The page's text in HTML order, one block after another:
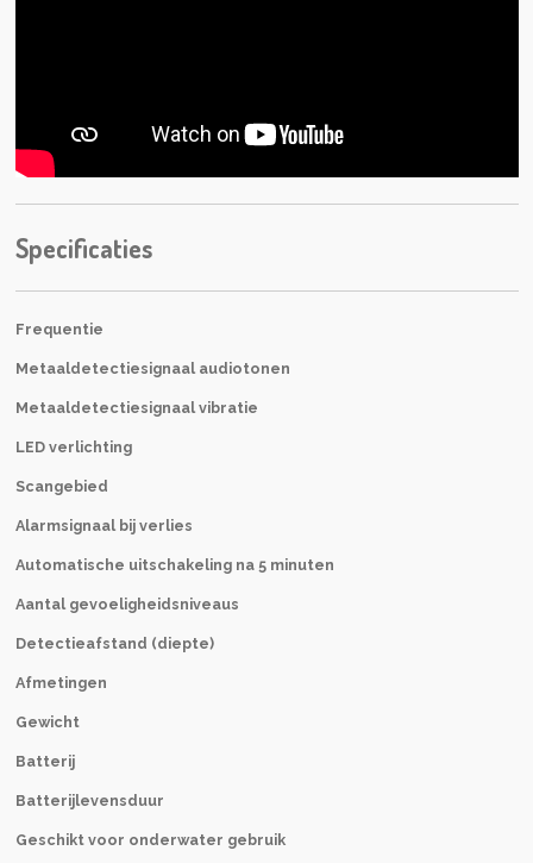
Specificaties
Frequentie
Metaaldetectiesignaal audiotonen
Metaaldetectiesignaal vibratie
LED verlichting
Scangebied
Alarmsignaal bij verlies
Automatische uitschakeling na 5 minuten
Aantal gevoeligheidsniveaus
Detectieafstand (diepte)
Afmetingen
Gewicht
Batterij
Batterijlevensduur
Geschikt voor onderwater gebruik